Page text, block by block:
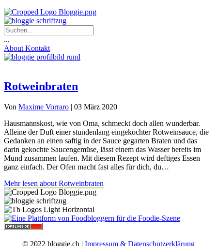
...
About Kontakt
Rotweinbraten
Von Maxime Vorraro | 03 März 2020
Hausmannskost, wie von Oma, schmeckt doch allen wunderbar.
Alleine der Duft einer stundenlang eingekochter Rotweinsauce, die
Gedanken an einen saftig in der Sauce gegarten Braten und das
darin gekochte Saucengemüse, lässt einem das Wasser bereits im
Mund zusammen laufen. Mit diesem Rezept wird deftiges Essen
ganz einfach. Der Ofen macht fast alles für dich, du…
Mehr lesen about Rotweinbraten
© 2022 bloggie.ch | Impressum & Datenschutzerklärung